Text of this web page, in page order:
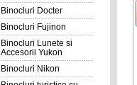
Binocluri Docter
Binocluri Fujinon
Binocluri Lunete si
Accesorii Yukon
Binocluri Nikon